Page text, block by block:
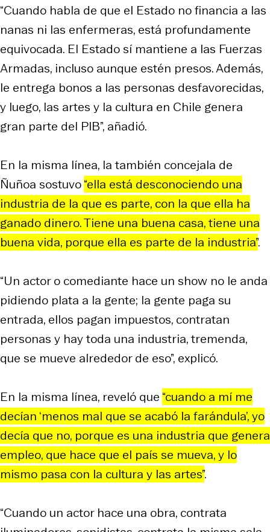
“Cuando habla de que el Estado no financia a las
nanas ni las enfermeras, está profundamente
equivocada. El Estado sí mantiene a las Fuerzas
Armadas, incluso aunque estén presos. Además,
le entrega bonos a las personas desfavorecidas,
y luego, las artes y la cultura en Chile genera
gran parte del PIB”, añadió.
En la misma línea, la también concejala de
Ñuñoa sostuvo“ella está desconociendo una
industria de la que es parte, con la que ella ha
ganado dinero. Tiene una buena casa, tiene una
buena vida, porque ella es parte de la industria”.
“Un actor o comediante hace un show no le anda
pidiendo plata a la gente; la gente paga su
entrada, ellos pagan impuestos, contratan
personas y hay toda una industria, tremenda,
que se mueve alrededor de eso”, explicó.
En la misma línea, reveló que “cuando a mí me
decían ‘menos mal que se acabó la farándula’, yo
decía que no, porque es una industria que genera
empleo, que hace que el país se mueva, y lo
mismo pasa con la cultura y las artes”.
“Cuando un actor hace una obra, contrata